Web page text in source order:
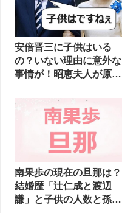
安倍晋三に子供はいる
の？いない理由に意外な
事情が！昭恵夫人が原因
南果歩の現在の旦那は？
結婚歴「辻仁成と渡辺
謙」と子供の人数と孫ま